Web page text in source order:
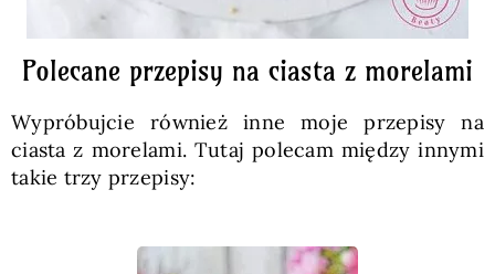
Polecane przepisy na ciasta z morelami
Wypróbujcie również inne moje przepisy na
ciasta z morelami. Tutaj polecam między innymi
takie trzy przepisy: